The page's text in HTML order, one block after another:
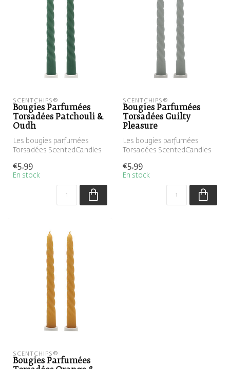
SCENTCHIPS®
Bougies Parfumées
Torsadées Patchouli &
Oudh
Les bougies parfumées
Torsadées ScentedCandles
parfu...
€5,99
En stock
SCENTCHIPS®
Bougies Parfumées
Torsadées Guilty
Pleasure
Les bougies parfumées
Torsadées ScentedCandles
parfu...
€5,99
En stock
SCENTCHIPS®
Bougies Parfumées